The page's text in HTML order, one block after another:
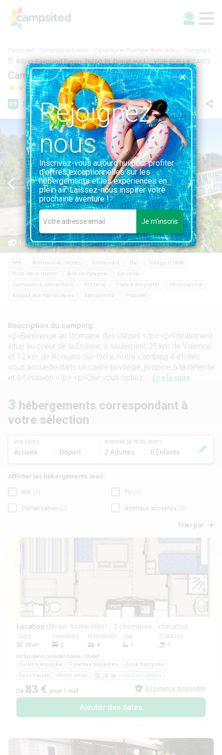
Campsited Campings en France Campings en Auvergne-Rhône-Alpes Camping Les Ulèzes
400 av Raymond Pavon, 26260, St. Donat-sur-l'Herbasse, France | 0.9KM DE ST. DONAT-SUR-L'HERBASSE VOIR SUR LA CARTE
Camping Les Ulèzes
8.8 Super 97 avis
1/20
Wifi Animaux acceptés Restaurant Bar
Village 0.5KM
Près de la rivière
À la campagne
Epicerie
Commerce alimentaire
Pizzeria Plats à emporter
Minimarché
Adapté aux handicapés
Randonnée Piscine
Description du camping:
<p>Bienvenue au Domaine des Ulèzes.</p> <p>Idéalement
situé au cœur de la Drôme, à seulement 25 km de Valence
et 12 km de Romans-sur-Isère, notre camping 4 étoiles
vous accueille dans un cadre privilégié, propice à la détente
et à l’évasion.</p> <p>Que vous optiez ...
Lire la suite
VOS DATES
Arrivée Départ
NOMBRE DE PERSONNES
2 Adultes 0 Enfants
3 hébergements correspondant à
votre sélection
Afficher les hébergements avec:
Wifi TV
Climatisation Animaux acceptés
Trier par
1/1
Location (Mobil-home 30m² - 2 chambres - climatisé -)
TAILLE
30 m²
CHAMBRES
2
PERSONNES
4
SDB
1
TERRASSE
1
Inclus dans ce mobil-home / chalet
Cuisine équipée Toilettes séparées
Zone tranquille
Eau chaude
Micro-onde + plus de détails
De 83 € pour 1 nuit Assurance disponible
Ajouter des dates
Rejoignez-
nous
Inscrivez-vous aujourd'hui pour profiter
d'offres exceptionnelles sur les
hébergements et les expériences en
plein air. Laissez-nous inspirer votre
prochaine aventure !
Je m'inscris